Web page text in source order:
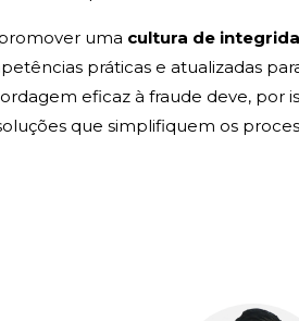
uma cultura de
práticas e atualizadas
eficaz à fraude deve, por
que simplifiquem os